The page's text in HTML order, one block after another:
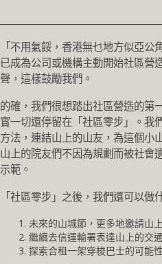
「不用氣餒，香港無乜地方似亞
已成為公司或機構主動開始社區營
聲，這樣鼓勵我們。
的確，我們很想踏出社區營造的第
實一切還停留在「社區零步」。我
方法，連結山上的山友，為這個小
山上的院友們不因為規劃而被社會
示範。
「社區零步」之後，我們還可以
未來的山城節，更多地邀請山
繼續去信運輸署表達山上的交
探索合租一架穿梭巴士的可能